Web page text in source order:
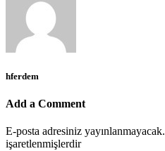
hferdem
Add a Comment
E-posta adresiniz yayınlanmayacak.
işaretlenmişlerdir